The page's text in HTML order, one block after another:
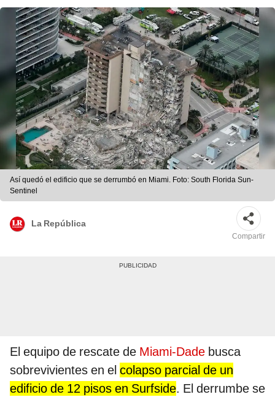
Así quedó el edificio que se derrumbó en Miami. Foto: South Florida Sun-
Sentinel
La República
Compartir
El equipo de rescate de Miami-Dade busca
sobrevivientes en el colapso parcial de un
edificio de 12 pisos en Surfside. El derrumbe se